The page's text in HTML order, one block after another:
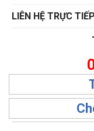
LIÊN HỆ TRỰC TIẾP